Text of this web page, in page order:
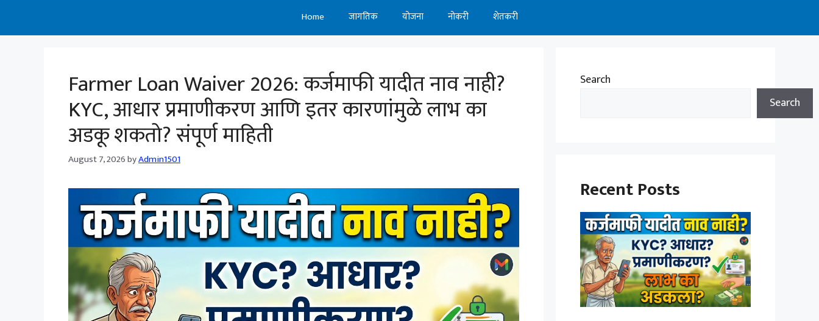
Home जागतिक योजना नोकरी शेतकरी
Farmer Loan Waiver 2026: कर्जमाफी यादीत नाव नाही?
KYC, आधार प्रमाणीकरण आणि इतर कारणांमुळे लाभ का
अडकू शकतो? संपूर्ण माहिती
August 7, 2026byAdmin1501
Search
Search
Recent Posts